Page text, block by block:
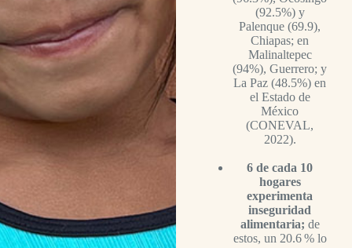
(92.5%) y
Palenque (69.9),
Chiapas; en
Malinaltepec
(94%), Guerrero; y
La Paz (48.5%) en
el Estado de
México
(CONEVAL,
2022).
6 de cada 10
hogares
experimenta
inseguridad
alimentaria; de
estos, un 20.6 % lo